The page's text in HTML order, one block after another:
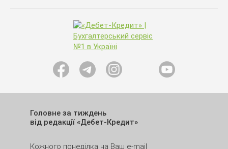
Головне за тиждень
від редакції «Дебет-Кредит»
Кожного понеділка на Ваш e-mail